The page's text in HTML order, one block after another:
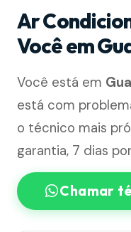
Ar
Você em
Você está em
está com
o técnico mais
garantia, 7 dias
Chamar